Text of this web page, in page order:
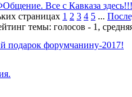
Все с Кавказа здесь!!!
1 2 3 4 5 ...
подарок форумчанину-2017!